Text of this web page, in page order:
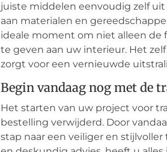
juiste middelen eenvoudig zelf
aan materialen en
ideale moment om niet alleen
te geven aan uw interieur. Het zelf
zorgt voor een vernieuwde
Begin vandaag nog met de
Het starten van uw project voor
bestelling verwijderd. Door
stap naar een veiliger en